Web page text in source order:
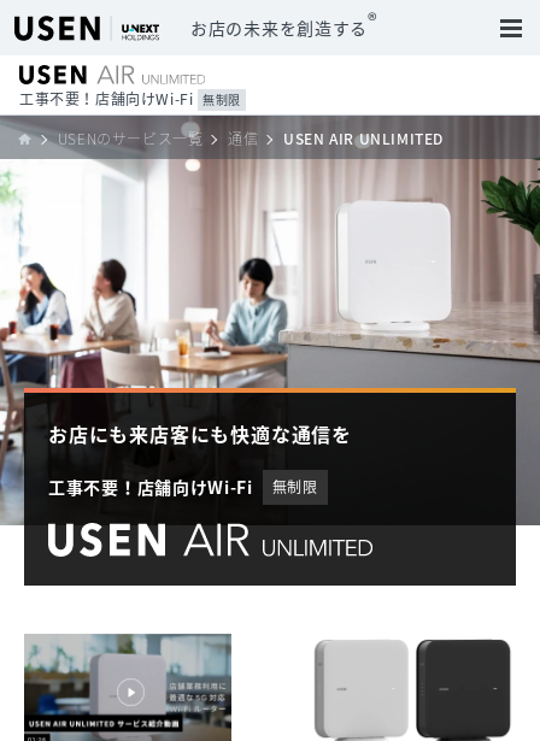
お店の未来を創造する®
工事不要！店舗向けWi-Fi 無制限
USENのサービス一覧 通信 USEN AIR UNLIMITED
お店にも来店客にも快適な通信を
工事不要！店舗向けWi-Fi 無制限